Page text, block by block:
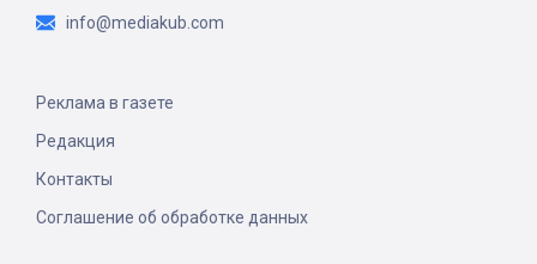
info@mediakub.com
Реклама в газете
Редакция
Контакты
Соглашение об обработке данных